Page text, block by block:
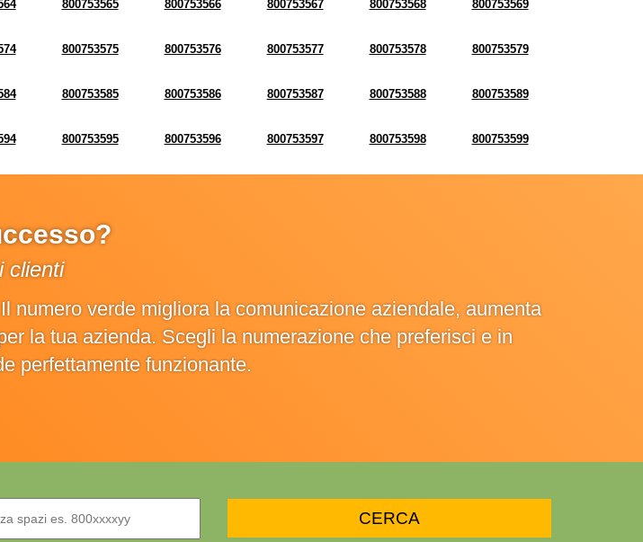
800753565 800753566 800753567 800753568 800753569
800753575 800753576 800753577 800753578 800753579
800753585 800753586 800753587 800753588 800753589
800753595 800753596 800753597 800753598 800753599
clienti
numero verde migliora la comunicazione aziendale, aumenta
la tua azienda. Scegli la numerazione che preferisci e in
perfettamente funzionante.